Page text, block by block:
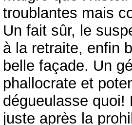
troublantes mais
Un fait sûr, le
à la retraite, enfin
belle façade. Un
phallocrate et
dégueulasse quoi!
juste après la